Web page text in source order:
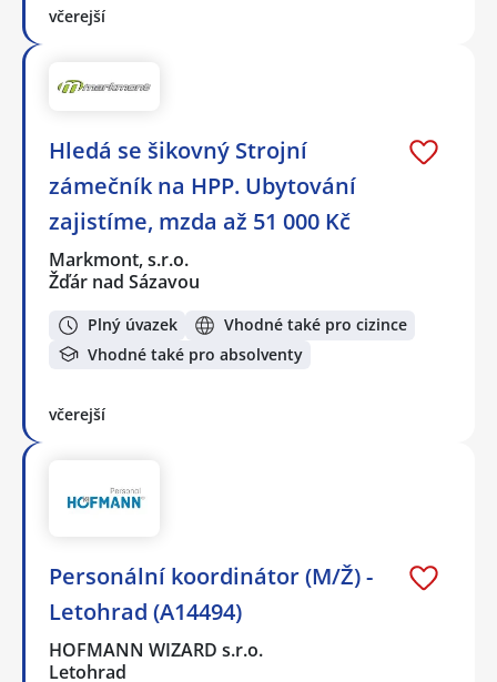
včerejší
Hledá se šikovný Strojní
zámečník na HPP. Ubytování
zajistíme, mzda až 51 000 Kč
Markmont, s.r.o.
Žďár nad Sázavou
Plný úvazek
Vhodné také pro cizince
Vhodné také pro absolventy
včerejší
Personální koordinátor (M/Ž) -
Letohrad (A14494)
HOFMANN WIZARD s.r.o.
Letohrad